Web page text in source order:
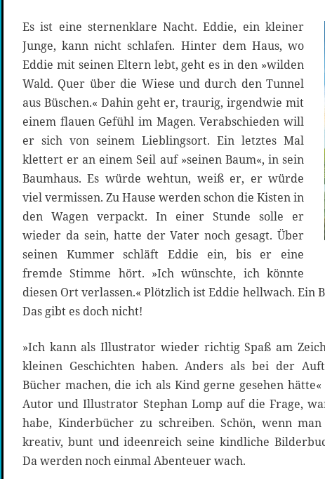
Es ist eine sternenklare Nacht. Eddie, ein kleiner
Junge, kann nicht schlafen. Hinter dem Haus, wo
Eddie mit seinen Eltern lebt, geht es in den »wilden
Wald. Quer über die Wiese und durch den Tunnel
aus Büschen.« Dahin geht er, traurig, irgendwie mit
einem flauen Gefühl im Magen. Verabschieden will
er sich von seinem Lieblingsort. Ein letztes Mal
klettert er an einem Seil auf »seinen Baum«, in sein
Baumhaus. Es würde wehtun, weiß er, er würde
viel vermissen. Zu Hause werden schon die Kisten in
den Wagen verpackt. In einer Stunde solle er
wieder da sein, hatte der Vater noch gesagt. Über
seinen Kummer schläft Eddie ein, bis er eine
fremde Stimme hört. »Ich wünschte, ich könnte
diesen Ort verlassen.« Plötzlich ist Eddie hellwach. Ein
Das gibt es doch nicht!
»Ich kann als Illustrator wieder richtig Spaß am
kleinen Geschichten haben. Anders als bei der
Bücher machen, die ich als Kind gerne gesehen
Autor und Illustrator Stephan Lomp auf die Frage,
habe, Kinderbücher zu schreiben. Schön, wenn
kreativ, bunt und ideenreich seine kindliche
Da werden noch einmal Abenteuer wach.